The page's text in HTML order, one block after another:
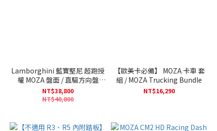
Lamborghini 藍寶堅尼 超跑授
權 MOZA 盤面 / 直驅方向盤
【RS070】
NT$38,800
NT$40,800
【歐美卡必備】 MOZA 卡車 套
組 / MOZA Trucking Bundle
NT$16,290